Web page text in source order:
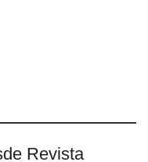
Revista